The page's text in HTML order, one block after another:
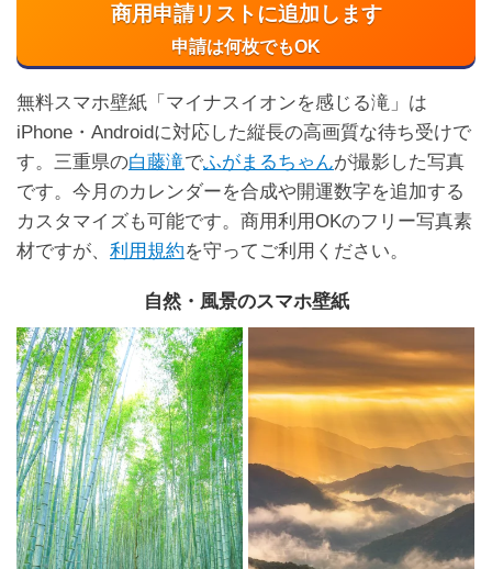
商用申請リストに追加します
申請は何枚でもOK
無料スマホ壁紙「マイナスイオンを感じる滝」は
iPhone・Androidに対応した縦長の高画質な待ち受けで
す。三重県の白藤滝でふがまるちゃんが撮影した写真
です。今月のカレンダーを合成や開運数字を追加する
カスタマイズも可能です。商用利用OKのフリー写真素
材ですが、 利用規約を守ってご利用ください。
自然・風景のスマホ壁紙